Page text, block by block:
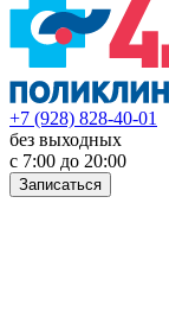
+7 (928) 828-40-01
без выходных
с 7:00 до 20:00
Записаться